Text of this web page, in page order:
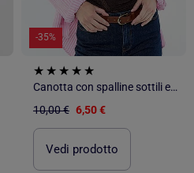
-35%
Canotta con spalline sottili e pizzo
10,00 € 6,50 €
Vedi prodotto